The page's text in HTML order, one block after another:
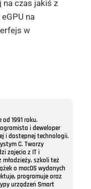
na czas jakiś z
na
w
1991 roku.
i deweloper
i dostępnej technologii.
C. Tworzy
zajęcia z IT i
szkoli też
o macOS wydanych
programuje oraz
urządzeń Smart